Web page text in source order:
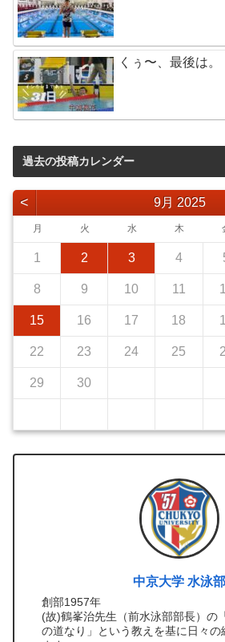
くぅ〜、最後は。
過去の投稿カレンダー
< 9月 2025
月 火 水 木
1 2 3 4
8 9 10 11
15 16 17 18
22 23 24 25
29 30
中京大学 水泳部
創部1957年
(故)鶴峯治先生（前水泳部部長）の
の道なり」という教えを基に日々